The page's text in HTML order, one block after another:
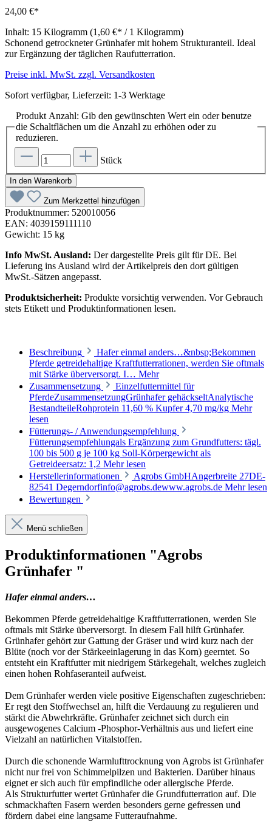
24,00 €*
Inhalt: 15 Kilogramm (1,60 €* / 1 Kilogramm)
Schonend getrockneter Grünhafer mit hohem Strukturanteil. Ideal
zur Ergänzung der täglichen Raufutterration.
Preise inkl. MwSt. zzgl. Versandkosten
Sofort verfügbar, Lieferzeit: 1-3 Werktage
Produkt Anzahl: Gib den gewünschten Wert ein oder benutze
die Schaltflächen um die Anzahl zu erhöhen oder zu
reduzieren.
Stück
In den Warenkorb
Zum Merkzettel hinzufügen
Produktnummer: 520010056
EAN: 4039159111110
Gewicht: 15 kg
Info MwSt. Ausland: Der dargestellte Preis gilt für DE. Bei
Lieferung ins Ausland wird der Artikelpreis den dort gültigen
MwSt.-Sätzen angepasst.
Produktsicherheit: Produkte vorsichtig verwenden. Vor Gebrauch
stets Etikett und Produktinformationen lesen.
Beschreibung
Hafer einmal anders…&nbsp;Bekommen
Pferde getreidehaltige Kraftfutterrationen, werden Sie oftmals
mit Stärke überversorgt. I… Mehr
Zusammensetzung
Einzelfuttermittel für
PferdeZusammensetzungGrünhafer gehäckseltAnalytische
BestandteileRohprotein 11,60 % Kupfer 4,70 mg/kg Mehr
lesen
Fütterungs- / Anwendungsempfehlung
Fütterungsempfehlungals Ergänzung zum Grundfutters: tägl.
100 bis 500 g je 100 kg Soll-Körpergewicht als
Getreideersatz: 1,2 Mehr lesen
Herstellerinformationen
Agrobs GmbHAngerbreite 27DE-
82541 Degerndorfinfo@agrobs.dewww.agrobs.de Mehr lesen
Bewertungen
Menü schließen
Produktinformationen "Agrobs
Grünhafer "
Hafer einmal anders…
Bekommen Pferde getreidehaltige Kraftfutterrationen, werden Sie
oftmals mit Stärke überversorgt. In diesem Fall hilft Grünhafer.
Grünhafer gehört zur Gattung der Gräser und wird kurz nach der
Blüte (noch vor der Stärkeeinlagerung in das Korn) geerntet. So
entsteht ein Kraftfutter mit niedrigem Stärkegehalt, welches zugleich
einen hohen Rohfaseranteil aufweist.
Dem Grünhafer werden viele positive Eigenschaften zugeschrieben:
Er regt den Stoffwechsel an, hilft die Verdauung zu regulieren und
stärkt die Abwehrkräfte. Grünhafer zeichnet sich durch ein
ausgewogenes Calcium -Phosphor-Verhältnis aus und liefert eine
Vielzahl an natürlichen Vitalstoffen.
Durch die schonende Warmlufttrocknung von Agrobs ist Grünhafer
nicht nur frei von Schimmelpilzen und Bakterien. Darüber hinaus
eignet er sich auch für empfindliche oder allergische Pferde.
Als Strukturfutter wertet Grünhafer die Grundfutterration auf. Die
schmackhaften Fasern werden besonders gerne gefressen und
fördern dabei eine langsame Futteraufnahme.